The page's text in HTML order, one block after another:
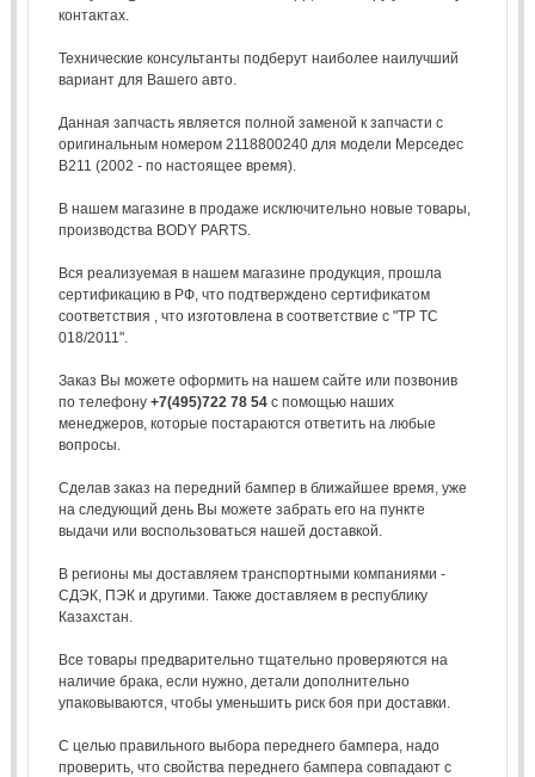
контактах.
Технические консультанты подберут наиболее наилучший
вариант для Вашего авто.
Данная запчасть является полной заменой к запчасти с
оригинальным номером 2118800240 для модели Мерседес
В211 (2002 - по настоящее время).
В нашем магазине в продаже исключительно новые товары,
производства BODY PARTS.
Вся реализуемая в нашем магазине продукция, прошла
сертификацию в РФ, что подтверждено сертификатом
соответствия , что изготовлена в соответствие с "ТР ТС
018/2011".
Заказ Вы можете оформить на нашем сайте или позвонив
по телефону +7(495)722 78 54с помощью наших
менеджеров, которые постараются ответить на любые
вопросы.
Сделав заказ на передний бампер в ближайшее время, уже
на следующий день Вы можете забрать его на пункте
выдачи или воспользоваться нашей доставкой.
В регионы мы доставляем транспортными компаниями -
СДЭК, ПЭК и другими. Также доставляем в республику
Казахстан.
Все товары предварительно тщательно проверяются на
наличие брака, если нужно, детали дополнительно
упаковываются, чтобы уменьшить риск боя при доставки.
С целью правильного выбора переднего бампера, надо
проверить, что свойства переднего бампера совпадают с